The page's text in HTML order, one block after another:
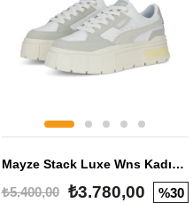
Mayze Stack Luxe Wns Kadın Sneaker
₺5.400,00 ₺3.780,00 %30